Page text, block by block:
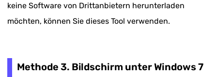
keine Software von Drittanbietern herunterladen
möchten, können Sie dieses Tool verwenden.
Methode 3. Bildschirm unter Windows 7